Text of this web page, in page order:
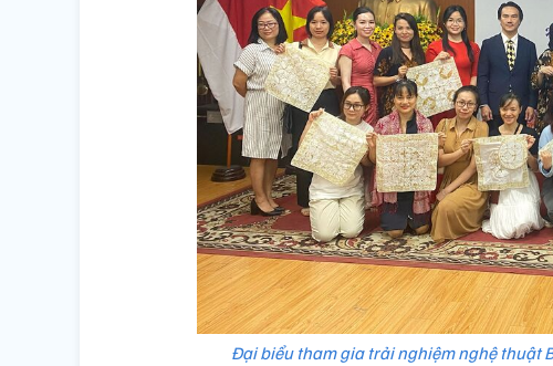
Đại biểu tham gia trải nghiệm nghệ thuật